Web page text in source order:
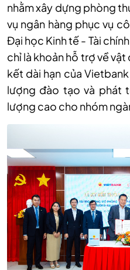
nhằm xây dựng phòng
vụ ngân hàng phục vụ
Đại học Kinh tế - Tài
chỉ là khoản hỗ trợ về
kết dài hạn của
lượng đào tạo và phát
lượng cao cho nhóm